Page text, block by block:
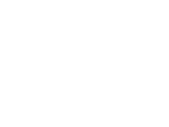
各年12月31日現在
成23年のみ平成24
械、生産用機械、
、一般用機械の分類
。...